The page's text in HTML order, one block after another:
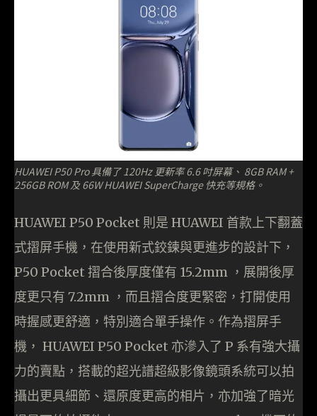
HUAWEI P50 Pro 具備了 120Hz 更新率 6.6 吋屏幕、 8GB RAM +
256GB ROM 及 66W HUAWEI SuperCharge 快充等規格。
HUAWEI P50 Pocket 則是 HUAWEI 首款上下翻蓋
式摺屏手機，在使用新式鉸鍊與更進步的設計下，
P50 Pocket 摺合後厚度僅有 15.2mm ，展開後厚
度更只有 7.2mm ，而且摺合度更緊密，打開使用
時握感更舒適，特別適合單手操作。作為摺屏手
機， HUAWEI P50 Pocket 亦滲入了 P 系有強大攝
力的賣點，搭載的超光譜超級影像鏡頭系統可以拍
攝出更具細節、還原度更高的相片，亦加強了暗光